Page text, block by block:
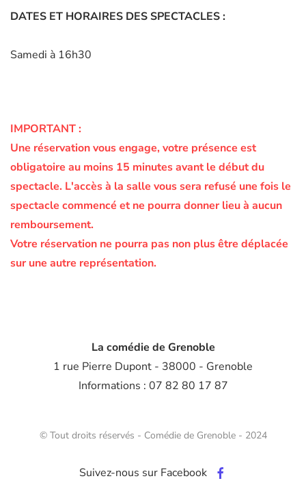
DATES ET HORAIRES DES SPECTACLES :
Samedi à 16h30
IMPORTANT :
Une réservation vous engage, votre présence est
obligatoire au moins 15 minutes avant le début du
spectacle. L'accès à la salle vous sera refusé une fois le
spectacle commencé et ne pourra donner lieu à aucun
remboursement.
Votre réservation ne pourra pas non plus être déplacée
sur une autre représentation.
La comédie de Grenoble
1 rue Pierre Dupont - 38000 - Grenoble
Informations : 07 82 80 17 87
© Tout droits réservés - Comédie de Grenoble - 2024
Suivez-nous sur Facebook